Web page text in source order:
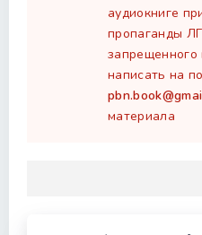
аудиокниге
пропаганды
запрещенного
написать на
материала